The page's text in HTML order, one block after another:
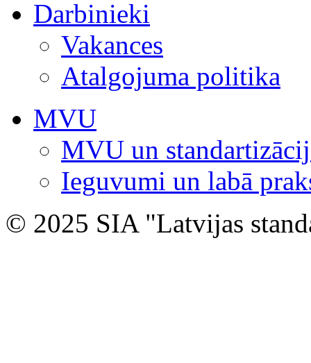
Darbinieki
Vakances
Atalgojuma politika
MVU
MVU un
Ieguvumi un labā
© 2025 SIA "Latvijas